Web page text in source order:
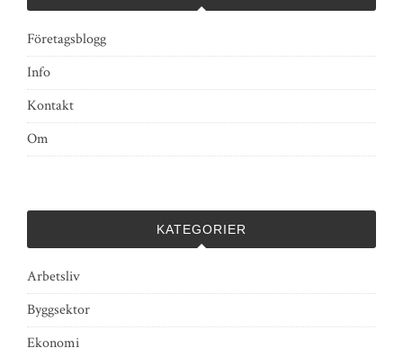
Företagsblogg
Info
Kontakt
Om
KATEGORIER
Arbetsliv
Byggsektor
Ekonomi